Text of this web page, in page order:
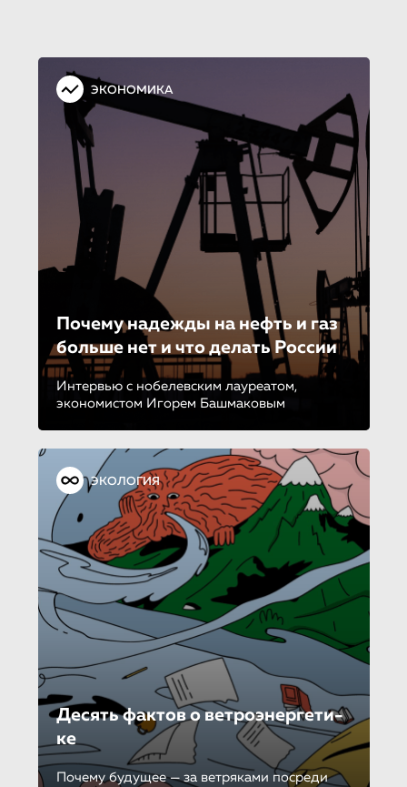
ЭКОНОМИКА
Почему надежды на нефть и газ
больше нет и что делать России
Интервью с нобелевским лауреатом,
экономистом Игорем Башмаковым
ЭКОЛОГИЯ
Десять фактов о ветроэнерге­ти­
ке
Почему будущее — за ветряками посреди